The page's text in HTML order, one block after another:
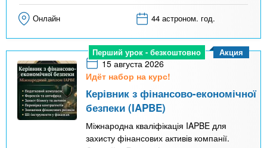
Онлайн 44 астроном. год.
Перший урок - безкоштовно
15 августа 2026
Идёт набор на курс!
Керівник з фінансово-економічної
безпеки (IAPBE)
Міжнародна кваліфікація IAPBE для
захисту фінансових активів компанії.
Акция